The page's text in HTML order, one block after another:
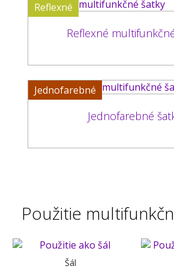
Reflexné
Reflexné
Jednofarebné
Jednofarebné
Použitie
Šál